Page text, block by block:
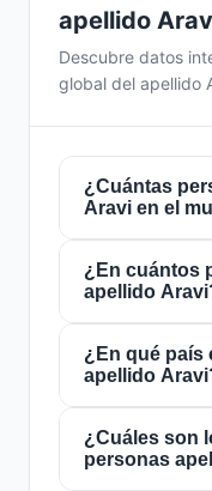
apellido
Descubre datos
global del apellido
¿Cuántas
Aravi en el
Actualmente
personascon
mundo. Esto
de cada
lleva este
18 países, lo
¿En cuántos
apellido
El apellidoAravi
de todo el
apellido de
múltiples
migración y
¿En qué país
apellido
El apellidoAravi
donde lo portan
¿Cuáles son
personas